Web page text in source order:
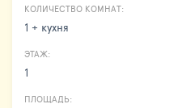
КОЛИЧЕСТВО КОМНАТ:
1 + кухня
ЭТАЖ:
1
ПЛОЩАДЬ: